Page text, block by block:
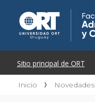
Inicio Novedades